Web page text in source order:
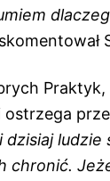
ostrzega
dzisiaj